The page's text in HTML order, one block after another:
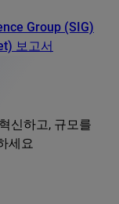
Group (SIG)
보고서
신하고, 규모를
세요